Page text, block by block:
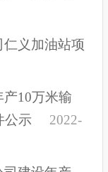
义加油站项
10万米输
公示
2022-